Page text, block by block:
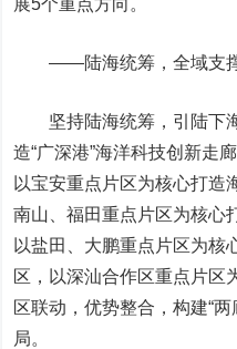
展5个重点方向。
——陆海统筹，全域支
坚持陆海统筹，引陆下
造“广深港”海洋科技创新走
以宝安重点片区为核心打造
南山、福田重点片区为核心
以盐田、大鹏重点片区为核
区，以深汕合作区重点片区
区联动，优势整合，构建“
局。